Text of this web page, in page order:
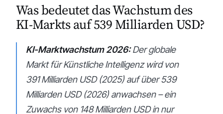
Was bedeutet das Wachstum des
KI-Markts auf 539 Milliarden USD?
KI-Marktwachstum 2026:Der globale
Markt für Künstliche Intelligenz wird von
391 Milliarden USD (2025) auf über 539
Milliarden USD (2026) anwachsen – ein
Zuwachs von 148 Milliarden USD in nur